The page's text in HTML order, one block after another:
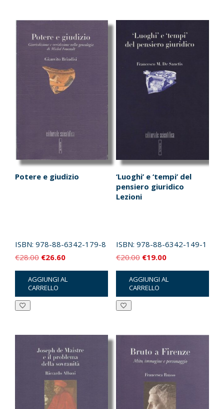
Potere e giudizio
ISBN: 978-88-6342-179-8
€28.00 Il
prezzo
originale
era:
€26.60Il
prezzo
attuale
è:
AGGIUNGI AL
CARRELLO
‘Luoghi’ e ‘tempi’ del
pensiero giuridico
Lezioni
ISBN: 978-88-6342-149-1
€20.00 Il
prezzo
originale
era:
€19.00Il
prezzo
attuale
è:
AGGIUNGI AL
CARRELLO